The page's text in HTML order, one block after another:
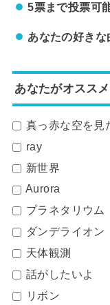
5票まで投票可
あなたの好きな
あなたがオスス
真っ赤な空を見
ray
新世界
Aurora
プラネタリウム
ダンデライオン
天体観測
話がしたいよ
リボン